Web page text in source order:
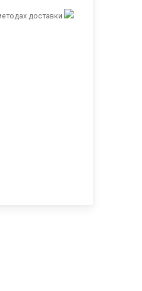
доставки